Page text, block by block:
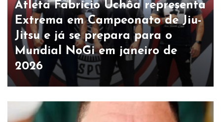
Atleta Fabrício Uchôa representa
Extrema em Campeonato de Jiu-
Jitsu e já se prepara para o
Mundial NoGi em janeiro de
2026